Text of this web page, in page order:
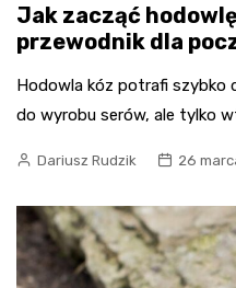
Jak zacząć
przewodnik dla
Hodowla kóz potrafi szybko
do wyrobu serów, ale tylko
Dariusz Rudzik 26